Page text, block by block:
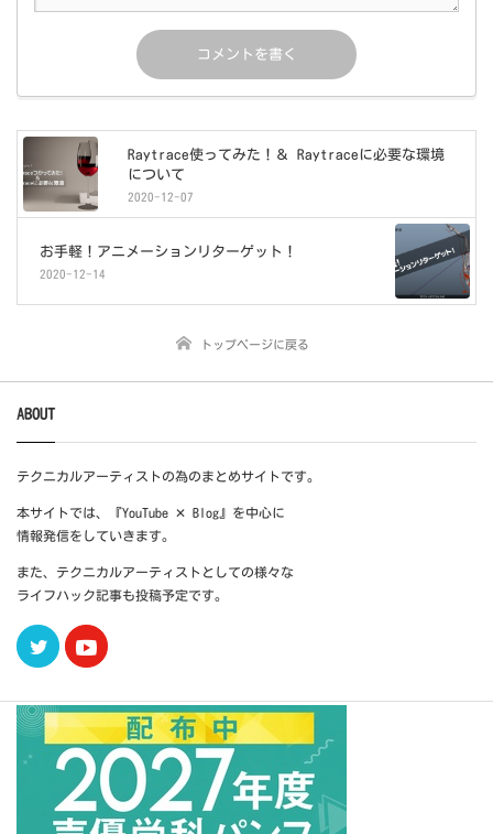
Raytrace使ってみた！＆ Raytraceに必要な環境
について
2020-12-07
お手軽！アニメーションリターゲット！
2020-12-14
トップページに戻る
ABOUT
テクニカルアーティストの為のまとめサイトです。
本サイトでは、『YouTube ✕ Blog』を中心に
情報発信をしていきます。
また、テクニカルアーティストとしての様々な
ライフハック記事も投稿予定です。
Twitter